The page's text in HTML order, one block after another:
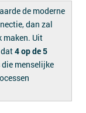
de moderne
dan zal
maken. Uit
4 op de 5
menselijke